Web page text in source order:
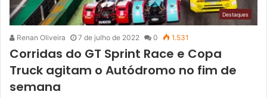
Destaques
Renan Oliveira 7 de julho de 2022 0 1.531
Corridas do GT Sprint Race e Copa
Truck agitam o Autódromo no fim de
semana